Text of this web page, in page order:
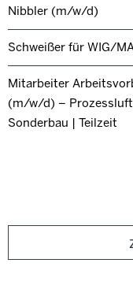
Nibbler (m/w/d)
Schweißer für WIG/
Mitarbeiter
(m/w/d) –
Sonderbau | Teilzeit